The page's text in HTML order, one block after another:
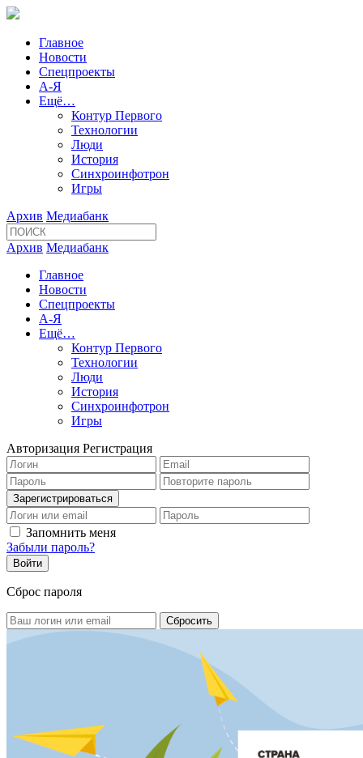
Главное
Новости
Спецпроекты
А-Я
Ещё…
Контур Первого
Технологии
Люди
История
Синхроинфотрон
Игры
Архив Медиабанк
Архив Медиабанк
Главное
Новости
Спецпроекты
А-Я
Ещё…
Контур Первого
Технологии
Люди
История
Синхроинфотрон
Игры
Авторизация Регистрация
Запомнить меня
Забыли пароль?
Сброс пароля